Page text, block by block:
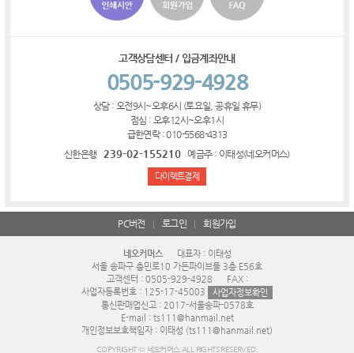
고객상담센터 / 입금계좌안내
0505-929-4928
상담 : 오전9시~오후6시 (토요일, 공휴일 휴무)
점심 : 오후12시~오후1시
급한연락 : 010-5568-4313
신한은행
239-02-155210 예금주 : 이태성(네오커머스)
다이렉트결제
PC버전 로그인 회원가입
네오커머스
대표자 : 이태성
서울 송파구 충민로10 가든파이브툴 3층 E56호
고객센터 : 0505-929-4928
FAX :
사업자등록번호 : 125-17-45003
사업자정보확인
통신판매업신고 : 2017-서울송파-0578호
E-mail : ts111@hanmail.net
개인정보보호책임자 : 이태성 (ts111@hanmail.net)
COPYRIGHT © 네오커머스 ALL RIGHTS RESERVED.